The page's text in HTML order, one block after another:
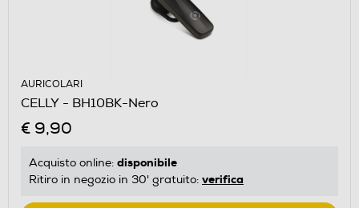
AURICOLARI
CELLY - BH10BK-Nero
€ 9,90
Acquisto online: disponibile
Ritiro in negozio in 30' gratuito: verifica